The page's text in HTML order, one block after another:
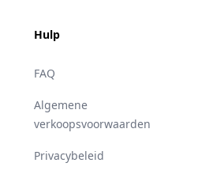
Hulp
FAQ
Algemene
verkoopsvoorwaarden
Privacybeleid